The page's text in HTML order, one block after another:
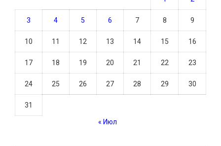
3 4 5 6 7 8 9
10 11 12 13 14 15 16
17 18 19 20 21 22 23
24 25 26 27 28 29 30
31
« Июл